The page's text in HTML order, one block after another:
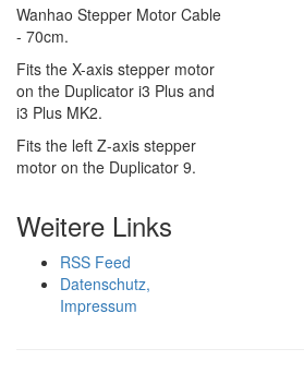
Wanhao Stepper Motor Cable
- 70cm.
Fits the X-axis stepper motor
on the Duplicator i3 Plus and
i3 Plus MK2.
Fits the left Z-axis stepper
motor on the Duplicator 9.
Weitere Links
RSS Feed
Datenschutz,
Impressum